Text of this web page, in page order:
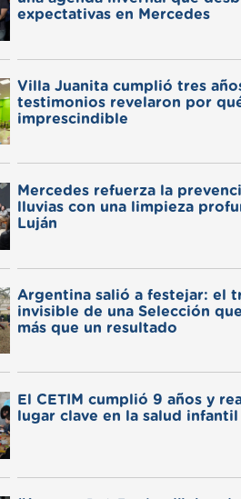
expectativas en Mercedes
Villa Juanita cumplió tres
testimonios revelaron por
imprescindible
Mercedes refuerza la
lluvias con una limpieza
Luján
Argentina salió a festejar: el
invisible de una Selección
más que un resultado
El CETIM cumplió 9 años y
lugar clave en la salud